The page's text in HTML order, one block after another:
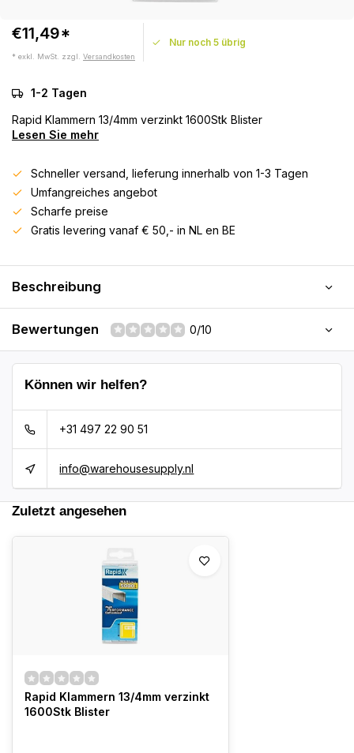
€11,49*
* exkl. MwSt. zzgl. Versandkosten
Nur noch 5 übrig
1-2 Tagen
Rapid Klammern 13/4mm verzinkt 1600Stk Blister
Lesen Sie mehr
Schneller versand, lieferung innerhalb von 1-3 Tagen
Umfangreiches angebot
Scharfe preise
Gratis levering vanaf € 50,- in NL en BE
Beschreibung
Bewertungen 0/10
Können wir helfen?
+31 497 22 90 51
info@warehousesupply.nl
Zuletzt angesehen
Rapid Klammern 13/4mm verzinkt
1600Stk Blister